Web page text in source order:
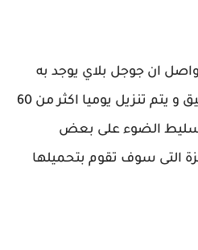
ان جوجل بلاي يوجد به
اكثر من 2 مليار ونص تطبيق و يتم تنزيل يوميا اكثر من 60
الضوء على بعض
التى سوف تقوم بتحميلها